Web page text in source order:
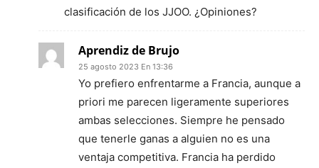
clasificación de los JJOO. ¿Opiniones?
Aprendiz de Brujo
25 agosto 2023 En 13:36
Yo prefiero enfrentarme a Francia, aunque a
priori me parecen ligeramente superiores
ambas selecciones. Siempre he pensado
que tenerle ganas a alguien no es una
ventaja competitiva. Francia ha perdido